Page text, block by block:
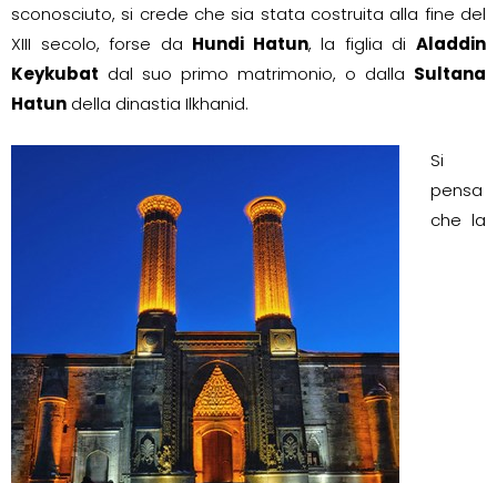
sconosciuto, si crede che sia stata costruita alla fine del
XIII secolo, forse da Hundi Hatun, la figlia diAladdin
Keykubat dal suo primo matrimonio, o dalla Sultana
Hatun della dinastia Ilkhanid.
Si
pensa
che la